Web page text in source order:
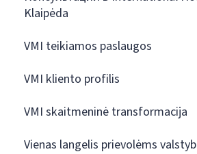
Klaipėda
VMI teikiamos paslaugos
VMI kliento profilis
VMI skaitmeninė transformacija
Vienas langelis prievolėms